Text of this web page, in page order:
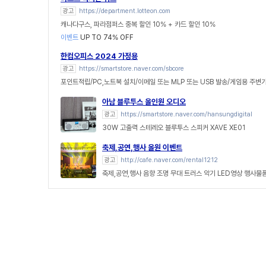
광고 https://department.lotteon.com
캐나다구스, 파라점퍼스 중복 할인 10% + 카드 할인 10%
이벤트 UP TO 74% OFF
한컴오피스 2024 가정용
광고 https://smartstore.naver.com/sbcore
포인트적립/PC,노트북 설치/이메일 또는 MLP 또는 USB 발송/게임용 주변기
아남 블루투스 올인원 오디오
광고 https://smartstore.naver.com/hansungdigital
30W 고출력 스테레오 블루투스 스피커 XAVE XE01
축제,공연,행사 올원 이벤트
광고 http://cafe.naver.com/rental1212
축제,공연,행사 음향 조명 무대 트러스 악기 LED영상 행사물